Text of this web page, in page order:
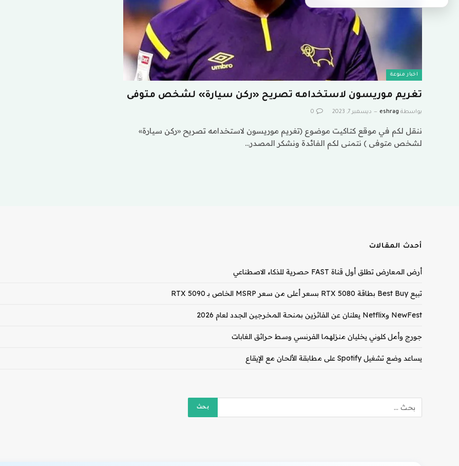
اخبار منوعة
تغريم موريسون لاستخدامه تصريح «ركن سيارة» لشخص متوفى
بواسطة eshrag ديسمبر 7, 2023 0
ننقل لكم في موقع كتاكيت موضوع (تغريم موريسون لاستخدامه تصريح «ركن سيارة»
لشخص متوفى ) نتمنى لكم الفائدة ونشكر المصدر…
أحدث المقالات
أرض المعارض تطلق أول قناة FAST حصرية للذكاء الاصطناعي
تبيع Best Buy بطاقة RTX 5080 بسعر أعلى من سعر MSRP الخاص بـ RTX 5090
NewFest وNetflix يعلنان عن الفائزين بمنحة المخرجين الجدد لعام 2026
جورج وأمل كلوني يخليان منزلهما الفرنسي وسط حرائق الغابات
يساعد وضع تشغيل Spotify على مطابقة الألحان مع الإيقاع